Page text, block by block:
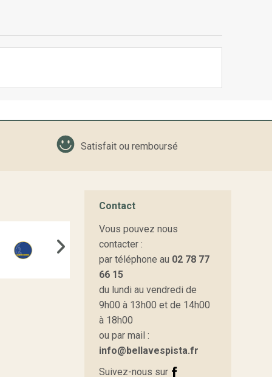
Satisfait ou remboursé
Contact
Vous pouvez nous
contacter :
par téléphone au 02 78 77
66 15
du lundi au vendredi de
9h00 à 13h00 et de 14h00
à 18h00
ou par mail :
info@bellavespista.fr
Suivez-nous sur